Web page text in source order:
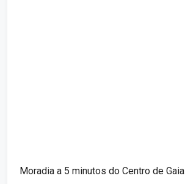
Moradia a 5 minutos do Centro de Gaia